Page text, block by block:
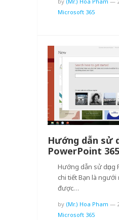
Microsoft 365
Hướng dẫn sử
PowerPoint
Hướng dẫn sử dụng
chi tiết Bạn là ngưới
được…
by (Mr.) Hoa Pham —
Microsoft 365